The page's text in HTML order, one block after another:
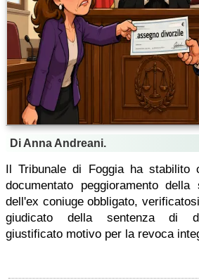
Di Anna Andreani.
Il Tribunale di Foggia ha stabilito
documentato peggioramento della
dell'ex coniuge obbligato,
giudicato della sentenza di
giustificato motivo per la revoca